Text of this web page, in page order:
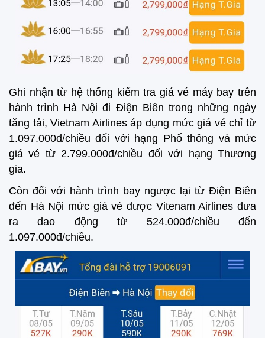
Ghi nhận từ hệ thống kiểm tra giá vé máy bay trên
hành trình Hà Nội đi Điện Biên trong những ngày
tăng tải, Vietnam Airlines áp dụng mức giá vé chỉ từ
1.097.000đ/chiều đối với hạng Phổ thông và mức
giá vé từ 2.799.000đ/chiều đối với hạng Thương
gia.
Còn đối với hành trình bay ngược lại từ Điện Biên
đến Hà Nội mức giá vé được Vitenam Airlines đưa
ra dao động từ 524.000đ/chiều đến
1.097.000đ/chiều.